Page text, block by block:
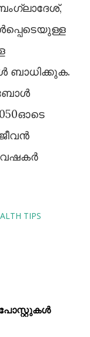
ബാധിക്കുക.
TIPS